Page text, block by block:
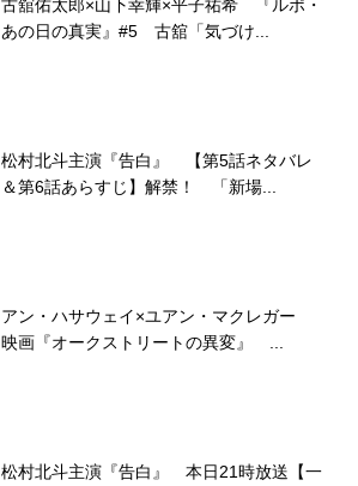
古舘佑太郎×山下幸輝×平子祐希 『ルポ・
あの日の真実』#5 古舘「気づけ...
松村北斗主演『告白』 【第5話ネタバレ
＆第6話あらすじ】解禁！ 「新場...
アン・ハサウェイ×ユアン・マクレガー
映画『オークストリートの異変』 ...
松村北斗主演『告白』 本日21時放送【一